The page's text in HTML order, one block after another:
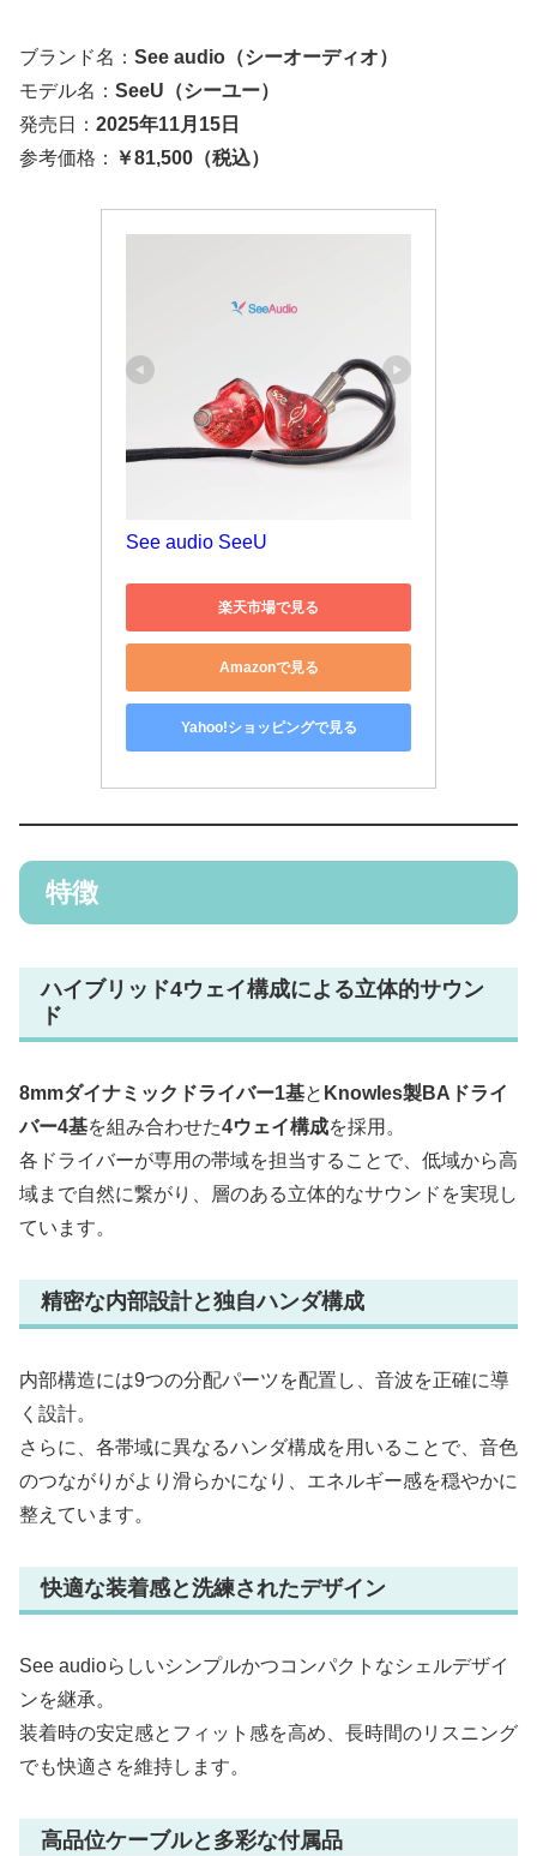
ブランド名： See audio（シーオーディオ）
モデル名： SeeU（シーユー）
発売日： 2025年11月15日
参考価格： ￥81,500（税込）
See audio SeeU
楽天市場で見る
Amazonで見る
Yahoo!ショッピングで見る
特徴
ハイブリッド4ウェイ構成による立体的サウン
ド
8mmダイナミックドライバー1基と Knowles製BAドライ
バー4基を組み合わせた4ウェイ構成を採用。
各ドライバーが専用の帯域を担当することで、低域から高
域まで自然に繋がり、層のある立体的なサウンドを実現し
ています。
精密な内部設計と独自ハンダ構成
内部構造には9つの分配パーツを配置し、音波を正確に導
く設計。
さらに、各帯域に異なるハンダ構成を用いることで、音色
のつながりがより滑らかになり、エネルギー感を穏やかに
整えています。
快適な装着感と洗練されたデザイン
See audioらしいシンプルかつコンパクトなシェルデザイ
ンを継承。
装着時の安定感とフィット感を高め、長時間のリスニング
でも快適さを維持します。
高品位ケーブルと多彩な付属品